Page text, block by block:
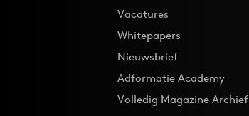
Vacatures
Whitepapers
Nieuwsbrief
Adformatie Academy
Volledig Magazine Archief